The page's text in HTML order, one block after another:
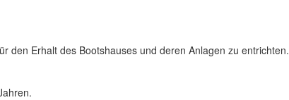
den Erhalt des Bootshauses und deren Anlagen zu entrichten.